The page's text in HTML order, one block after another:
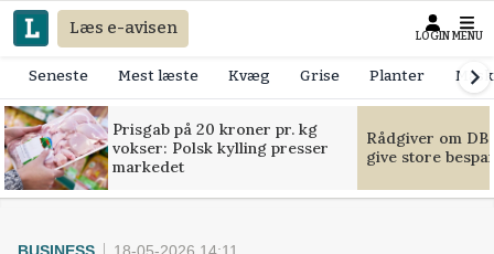
Læs e-avisen LOGIN MENU
Seneste Mest læste Kvæg Grise Planter
Prisgab på 20 kroner pr. kg
vokser: Polsk kylling presser
markedet
Rådgiver om
give store
BUSINESS 18-05-2026 14:11